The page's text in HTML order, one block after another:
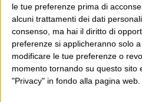
le tue preferenze prima di
alcuni trattamenti dei dati
consenso, ma hai il diritto di
preferenze si applicheranno solo
modificare le tue preferenze o
momento tornando su questo sito
"Privacy" in fondo alla pagina web.
E per i regali di Natale